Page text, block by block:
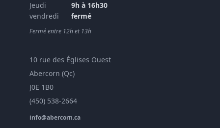
Jeudi
9h à 16h30
vendredi
fermé
Fermé entre 12h et 13h
10 rue des Églises Ouest
Abercorn (Qc)
J0E 1B0
(450) 538-2664
info@abercorn.ca